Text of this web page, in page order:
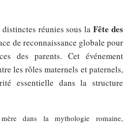
réunies sous laFête des
de reconnaissance globale pour
des parents. Cet événement
les rôles maternels et paternels,
essentielle dans la structure
dans la mythologie romaine,